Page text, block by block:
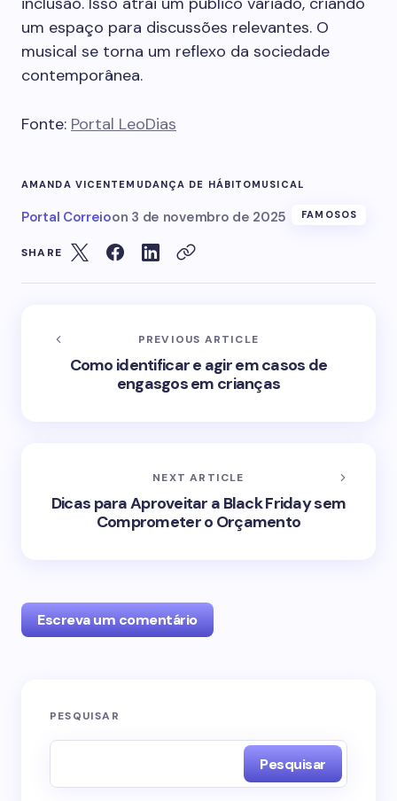
um espaço para discussões relevantes. O
musical se torna um reflexo da sociedade
contemporânea.
Fonte: Portal LeoDias
AMANDA VICENTEMUDANÇA DE HÁBITOMUSICAL
Portal Correioon 3 de novembro de 2025 FAMOSOS
SHARE
PREVIOUS ARTICLE
Como identificar e agir em casos de
engasgos em crianças
NEXT ARTICLE
Dicas para Aproveitar a Black Friday sem
Comprometer o Orçamento
Escreva um comentário
O seu endereço de e-mail não será publicado.
PESQUISAR
Pesquisar